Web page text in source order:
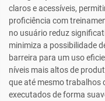
claros e acessíveis,
proficiência com
no usuário reduz
minimiza a possibilidade
barreira para um uso
níveis mais altos de
que até mesmo trabalhos
executados de forma